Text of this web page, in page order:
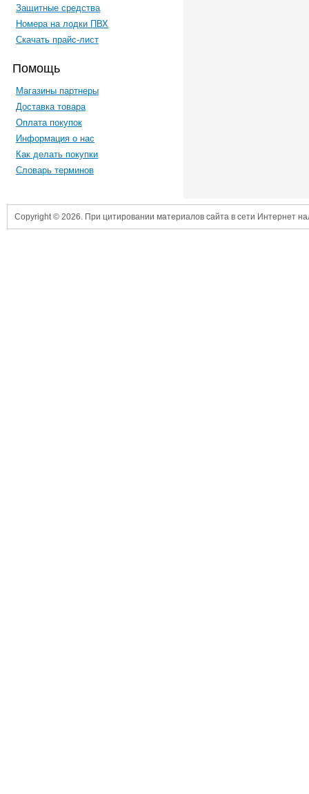
Защитные средства
Номера на лодки ПВХ
Скачать прайс-лист
Помощь
Магазины партнеры
Доставка товара
Оплата покупок
Информация о нас
Как делать покупки
Словарь терминов
Copyright © 2026. При цитировании материалов сайта в сети Интернет